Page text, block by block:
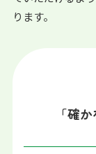
ります。
「確